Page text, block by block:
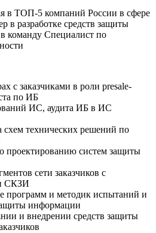
ТОП-5 компаний России в сфере
в разработке средств защиты
команду Специалист по
с заказчиками в роли presale-
по ИБ
ИС, аудита ИБ в ИС
схем технических решений по
проектированию систем защиты
сети заказчиков с
СКЗИ
программ и методик испытаний и
информации
и внедрении средств защиты